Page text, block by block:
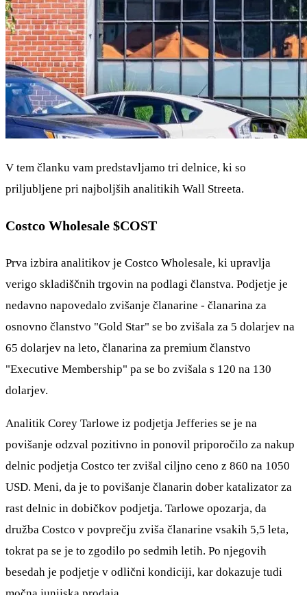
V tem članku vam predstavljamo tri delnice, ki so
priljubljene pri najboljših analitikih Wall Streeta.
Costco Wholesale $COST
Prva izbira analitikov je Costco Wholesale, ki upravlja
verigo skladiščnih trgovin na podlagi članstva. Podjetje je
nedavno napovedalo zvišanje članarine - članarina za
osnovno članstvo "Gold Star" se bo zvišala za 5 dolarjev na
65 dolarjev na leto, članarina za premium članstvo
"Executive Membership" pa se bo zvišala s 120 na 130
dolarjev.
Analitik Corey Tarlowe iz podjetja Jefferies se je na
povišanje odzval pozitivno in ponovil priporočilo za nakup
delnic podjetja Costco ter zvišal ciljno ceno z 860 na 1050
USD. Meni, da je to povišanje članarin dober katalizator za
rast delnic in dobičkov podjetja. Tarlowe opozarja, da
družba Costco v povprečju zviša članarine vsakih 5,5 leta,
tokrat pa se je to zgodilo po sedmih letih. Po njegovih
besedah je podjetje v odlični kondiciji, kar dokazuje tudi